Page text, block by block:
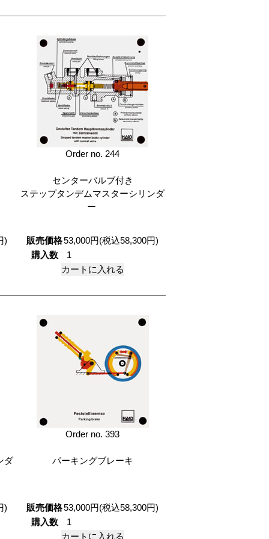
Order no. 244
センターバルブ付き
ステップタンデムマスターシリンダ
ー
) 販売価格53,000円(税込58,300円)
購入数
ダ
Order no. 393
パーキングブレーキ
) 販売価格53,000円(税込58,300円)
購入数